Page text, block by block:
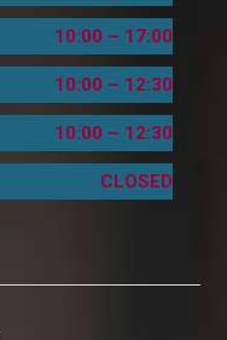
10:00 – 17:00
10:00 – 12:30
10:00 – 12:30
CLOSED